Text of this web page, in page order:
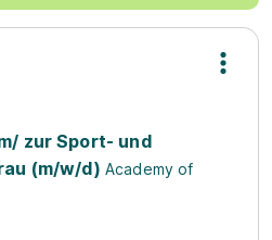
zur Sport- und
(m/w/d) Academy of